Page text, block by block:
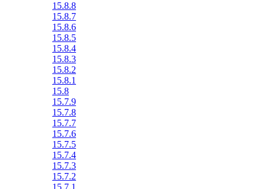
15.8.8
15.8.7
15.8.6
15.8.5
15.8.4
15.8.3
15.8.2
15.8.1
15.8
15.7.9
15.7.8
15.7.7
15.7.6
15.7.5
15.7.4
15.7.3
15.7.2
15.7.1